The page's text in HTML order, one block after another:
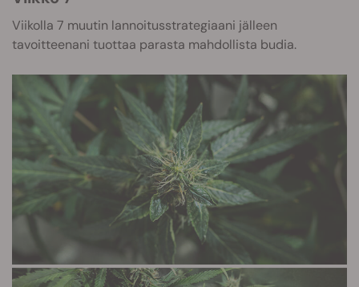
Viikolla 7 muutin lannoitusstrategiaani jälleen
tavoitteenani tuottaa parasta mahdollista budia.